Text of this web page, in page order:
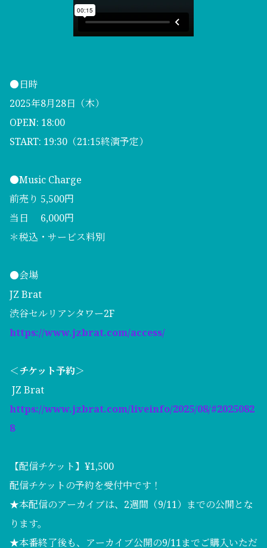
●日時
2025年8月28日（木）
OPEN: 18:00
START: 19:30（21:15終演予定）
●Music Charge
前売り 5,500円
当日 6,000円
＊税込・サービス料別
●会場
JZ Brat
渋谷セルリアンタワー2F
https://www.jzbrat.com/access/
＜チケット予約＞
JZ Brat
https://www.jzbrat.com/liveinfo/2025/08/#2025082
8
【配信チケット】¥1,500
配信チケットの予約を受付中です！
★本配信のアーカイブは、2週間（9/11）までの公開とな
ります。
★本番終了後も、アーカイブ公開の9/11までご購入いただ